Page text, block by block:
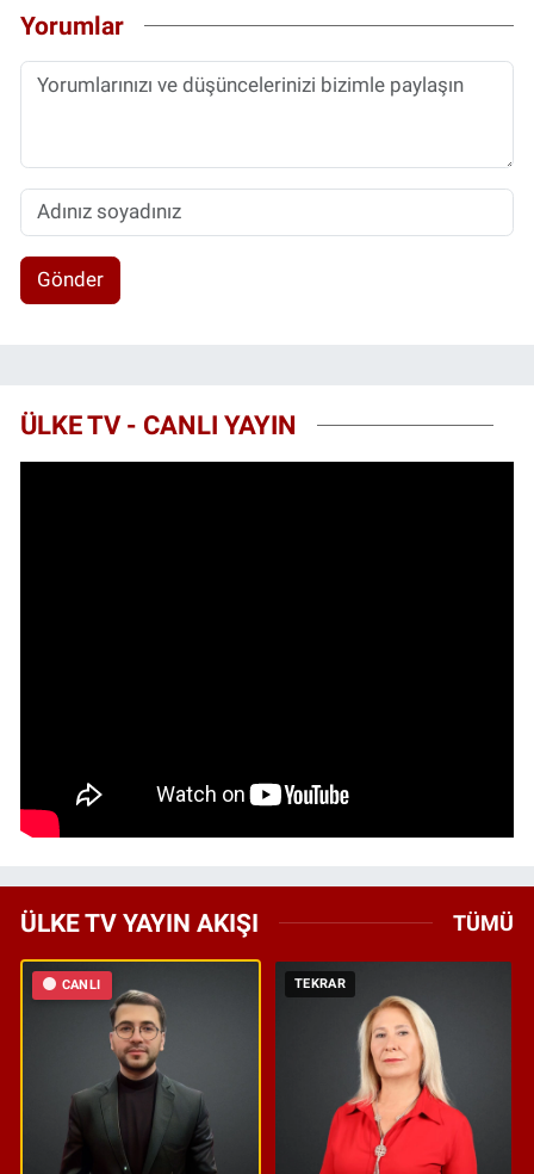
Yorumlar
Gönder
ÜLKE TV - CANLI YAYIN
ÜLKE TV YAYIN AKIŞI TÜMÜ
CANLI TEKRAR